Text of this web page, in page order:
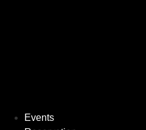
Events